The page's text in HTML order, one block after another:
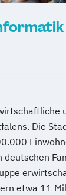
Die
deutschen
etwa 11